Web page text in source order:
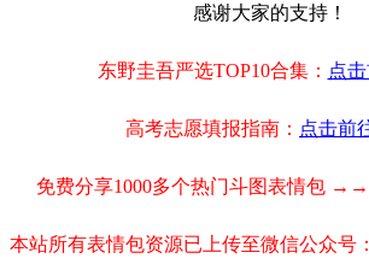
感谢大家的支持！
东野圭吾严选TOP10合集： 点
高考志愿填报指南： 点击前
免费分享1000多个热门斗图表情包
本站所有表情包资源已上传至微信公众号：